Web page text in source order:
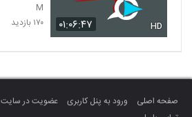
۰۱:۰۶:۴۷ HD
M
۱۷۰ بازدید
صفحه اصلی ورود به پنل کاربری عضویت در سایت